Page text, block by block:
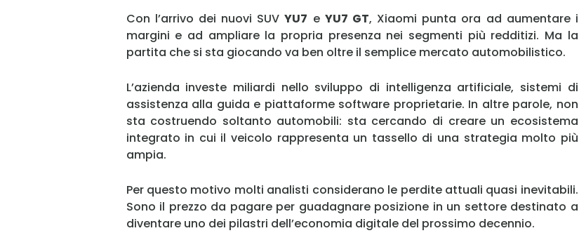
Con l’arrivo dei nuovi SUVYU7 e YU7 GT, Xiaomi punta ora ad aumentare i
margini e ad ampliare la propria presenza nei segmenti più redditizi. Ma la
partita che si sta giocando va ben oltre il semplice mercato automobilistico.
L’azienda investe miliardi nello sviluppo di intelligenza artificiale, sistemi di
assistenza alla guida e piattaforme software proprietarie. In altre parole, non
sta costruendo soltanto automobili: sta cercando di creare un ecosistema
integrato in cui il veicolo rappresenta un tassello di una strategia molto più
ampia.
Per questo motivo molti analisti considerano le perdite attuali quasi inevitabili.
Sono il prezzo da pagare per guadagnare posizione in un settore destinato a
diventare uno dei pilastri dell’economia digitale del prossimo decennio.